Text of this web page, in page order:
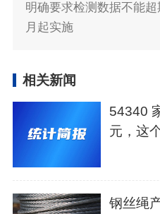
明确要求检测数据不能
月起实施
相关新闻
54340
元，这
钢丝绳